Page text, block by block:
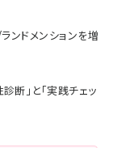
ンドメンションを増
断」と「実践チェッ